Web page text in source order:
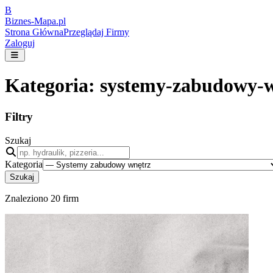
B
Biznes-Mapa.pl
Strona GłównaPrzeglądaj Firmy
Zaloguj
Kategoria: systemy-zabudowy-
Filtry
Szukaj
Kategoria
Szukaj
Znaleziono 20 firm